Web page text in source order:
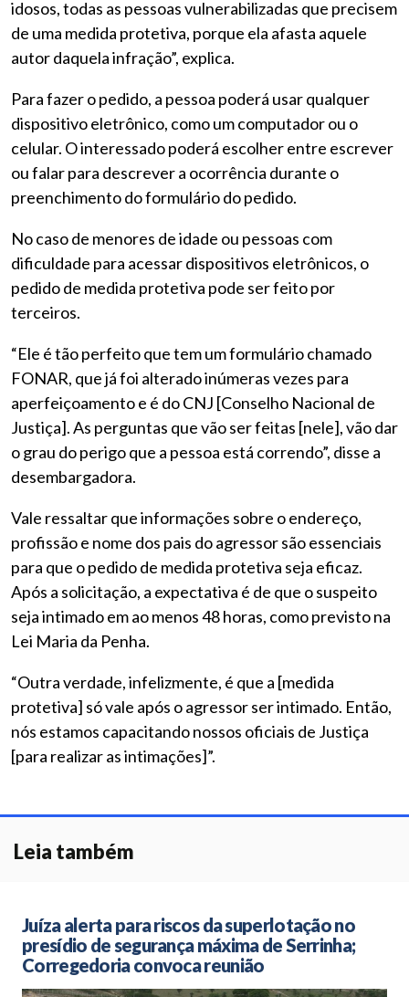
idosos, todas as pessoas vulnerabilizadas que precisem
de uma medida protetiva, porque ela afasta aquele
autor daquela infração”, explica.
Para fazer o pedido, a pessoa poderá usar qualquer
dispositivo eletrônico, como um computador ou o
celular. O interessado poderá escolher entre escrever
ou falar para descrever a ocorrência durante o
preenchimento do formulário do pedido.
No caso de menores de idade ou pessoas com
dificuldade para acessar dispositivos eletrônicos, o
pedido de medida protetiva pode ser feito por
terceiros.
“Ele é tão perfeito que tem um formulário chamado
FONAR, que já foi alterado inúmeras vezes para
aperfeiçoamento e é do CNJ [Conselho Nacional de
Justiça]. As perguntas que vão ser feitas [nele], vão dar
o grau do perigo que a pessoa está correndo”, disse a
desembargadora.
Vale ressaltar que informações sobre o endereço,
profissão e nome dos pais do agressor são essenciais
para que o pedido de medida protetiva seja eficaz.
Após a solicitação, a expectativa é de que o suspeito
seja intimado em ao menos 48 horas, como previsto na
Lei Maria da Penha.
“Outra verdade, infelizmente, é que a [medida
protetiva] só vale após o agressor ser intimado. Então,
nós estamos capacitando nossos oficiais de Justiça
[para realizar as intimações]”.
Leia também
Juíza alerta para riscos da superlotação no
presídio de segurança máxima de Serrinha;
Corregedoria convoca reunião